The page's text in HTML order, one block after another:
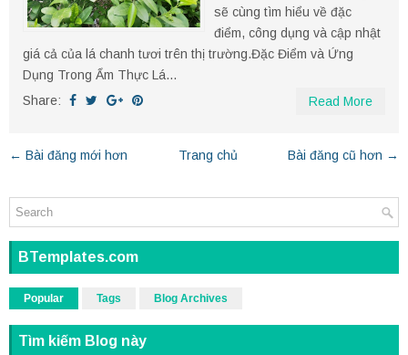
sẽ cùng tìm hiểu về đặc
điểm, công dụng và cập nhật
giá cả của lá chanh tươi trên thị trường.​ Đặc Điểm và Ứng
Dụng Trong Ẩm Thực Lá...
Share:
Read More
← Bài đăng mới hơn Bài đăng cũ hơn →
Trang chủ
BTemplates.com
Popular Tags Blog Archives
Tìm kiếm Blog này